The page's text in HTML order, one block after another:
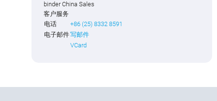
binder China Sales
客户服务
电话
+86 (25) 8332 8591
电子邮件写邮件
VCard